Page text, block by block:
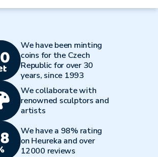
We have been minting
coins for the Czech
Republic for over 30
years, since 1993
We collaborate with
renowned sculptors and
artists
We have a 98% rating
on Heureka and over
12000 reviews